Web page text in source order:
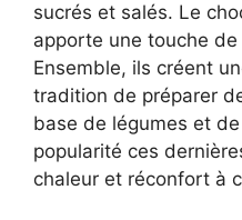
sucrés et salés. Le
apporte une touche
Ensemble, ils créent
tradition de préparer
base de légumes et
popularité ces
chaleur et réconfort à